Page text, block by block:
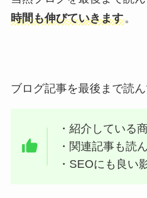
時間も伸びていきます。
ブログ記事を最後まで読ん
・紹介している
・関連記事も読
・SEOにも良い